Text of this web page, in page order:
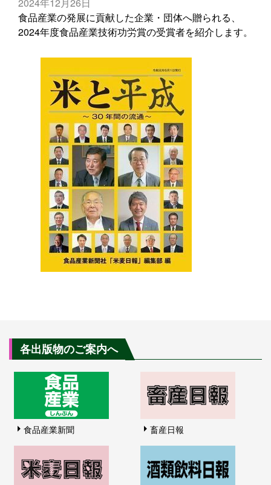
食品産業の発展に貢献した企業・団体へ贈られる、
2024年度食品産業技術功労賞の受賞者を紹介します。
各出版物のご案内へ
食品産業新聞 畜産日報